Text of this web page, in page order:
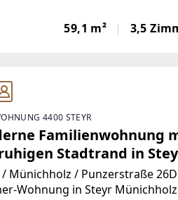
durchdachter
ausgezeichneten Lage. Der
59,1 m² 3,5
4400 STEYR
Familienwohnung
Stadtrand in
ideale
und perfekter
Münichholz / Punzerstraße
Wohnung in Steyr